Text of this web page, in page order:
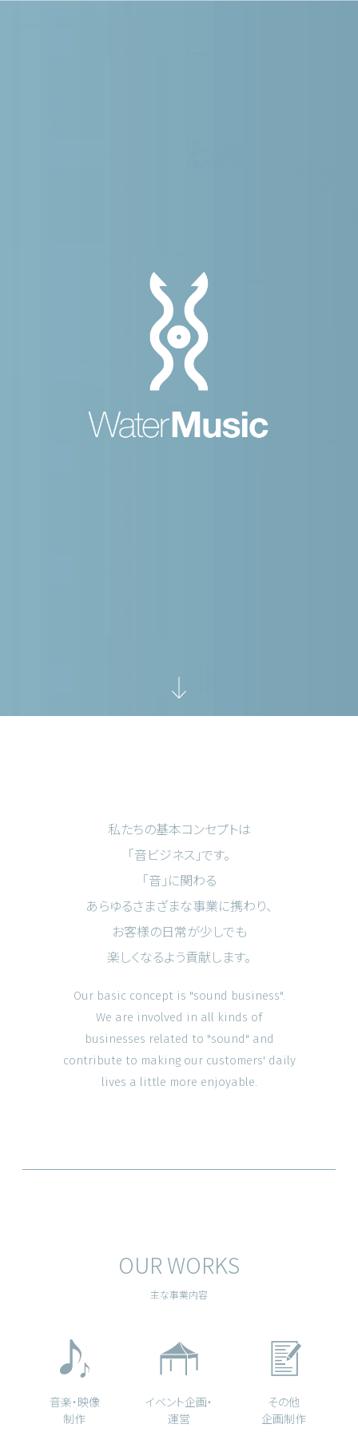
メインコンテンツにスキップする
私たちの基本コンセプトは
「音ビジネス」です。
「音」に関わる
あらゆるさまざまな事業に携わり、
お客様の日常が少しでも
楽しくなるよう貢献します。
Our basic concept is "sound business".
We are involved in all kinds of
businesses related to "sound" and
contribute to making our customers' daily
lives a little more enjoyable.
OUR WORKS
主な事業内容
音楽・映像
制作
イベント企画・
運営
その他
企画制作